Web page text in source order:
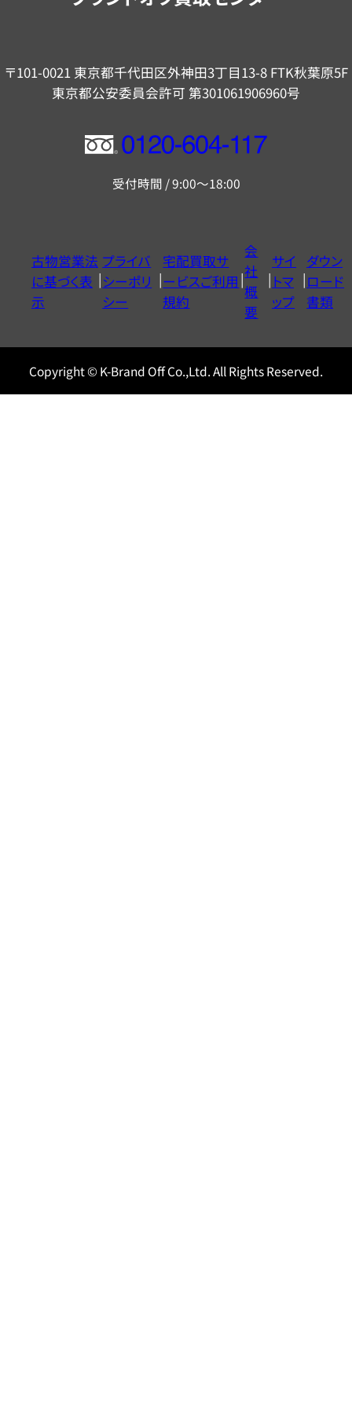
〒101-0021 東京都千代田区外神田3丁目13-8 FTK秋葉原5F
東京都公安委員会許可 第301061906960号
フ
ー
ヤ
ル
0120604117
受付時間 / 9:00～18:00
古物営業法
に基づく表
示
プライバ
シーポリ
シー
宅配買取サ
ービスご利用
規約
会
社
概
要
サイ
トマ
ップ
ダウン
ロード
書類
Copyright © K-Brand Off Co.,Ltd. All Rights Reserved.